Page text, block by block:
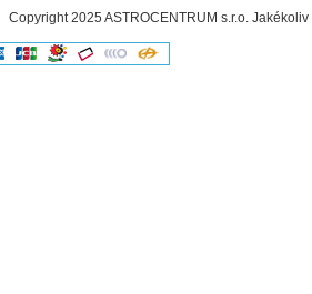
Copyright 2025 ASTROCENTRUM s.r.o.